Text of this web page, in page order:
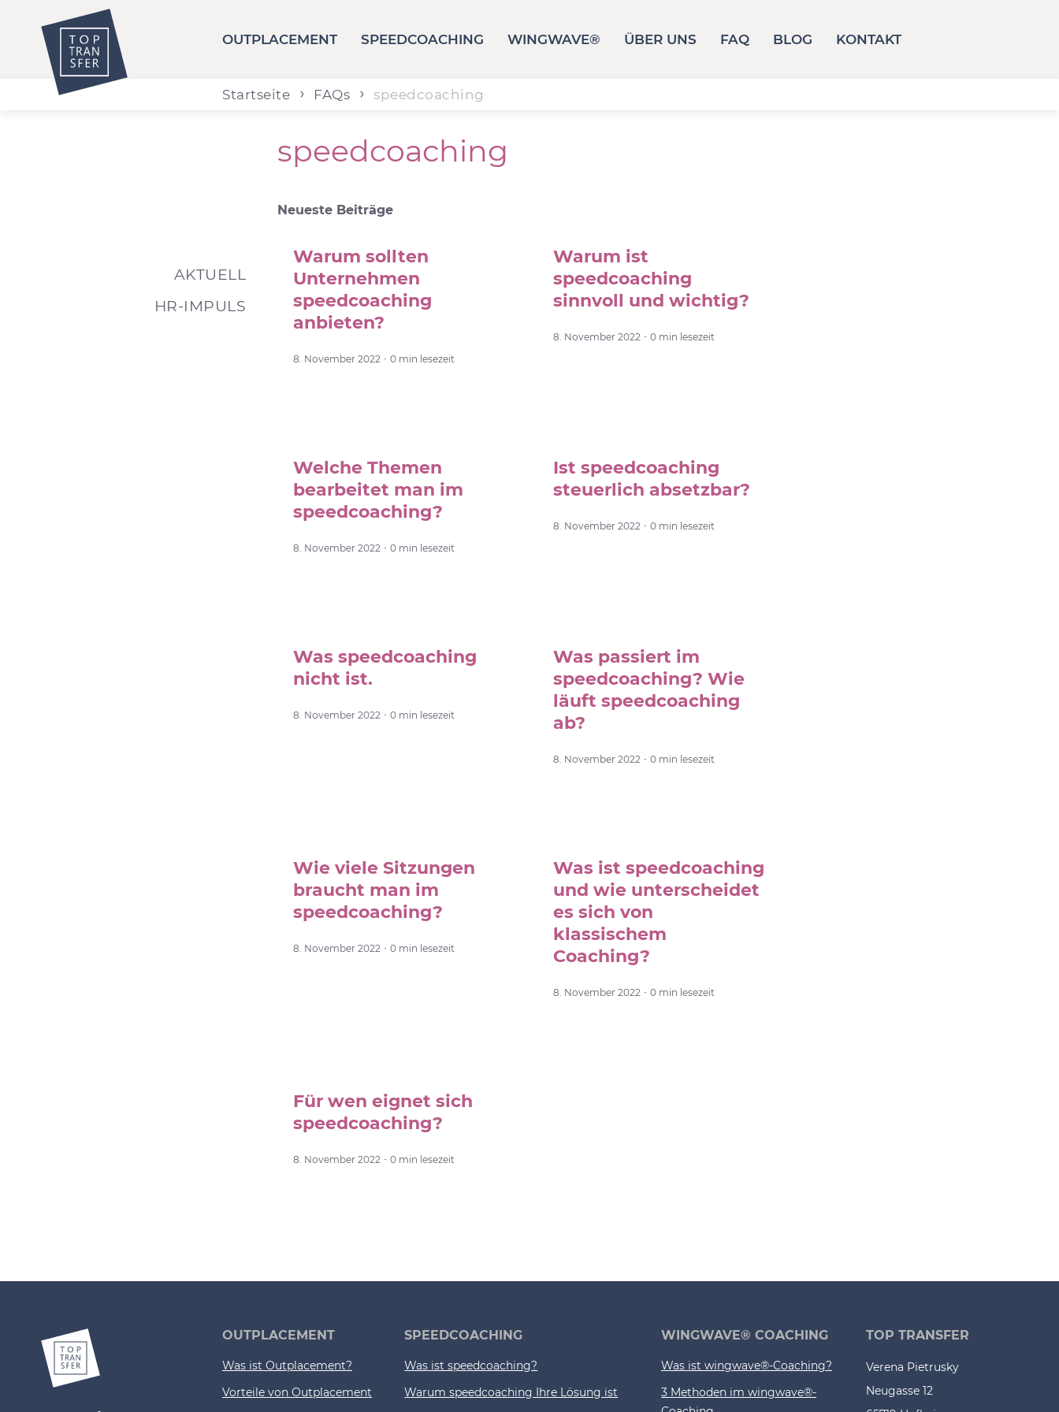
OUTPLACEMENT SPEEDCOACHING WINGWAVE® ÜBER UNS FAQ BLOG KONTAKT
Startseite FAQs speedcoaching
speedcoaching
AKTUELL
HR-IMPULS
Neueste Beiträge
Warum sollten
Unternehmen
speedcoaching
anbieten?
8. November 2022 ･ 0 min lesezeit
Warum ist
speedcoaching
sinnvoll und wichtig?
8. November 2022 ･ 0 min lesezeit
Welche Themen
bearbeitet man im
speedcoaching?
8. November 2022 ･ 0 min lesezeit
Ist speedcoaching
steuerlich absetzbar?
8. November 2022 ･ 0 min lesezeit
Was speedcoaching
nicht ist.
8. November 2022 ･ 0 min lesezeit
Was passiert im
speedcoaching? Wie
läuft speedcoaching
ab?
8. November 2022 ･ 0 min lesezeit
Wie viele Sitzungen
braucht man im
speedcoaching?
8. November 2022 ･ 0 min lesezeit
Was ist speedcoaching
und wie unterscheidet
es sich von
klassischem
Coaching?
8. November 2022 ･ 0 min lesezeit
Für wen eignet sich
speedcoaching?
8. November 2022 ･ 0 min lesezeit
OUTPLACEMENT
Was ist Outplacement?
Vorteile von Outplacement
SPEEDCOACHING
Was ist speedcoaching?
Warum speedcoaching Ihre Lösung ist
WINGWAVE® COACHING
Was ist wingwave®-Coaching?
3 Methoden im wingwave®-
TOP TRANSFER
Verena Pietrusky
Neugasse 12